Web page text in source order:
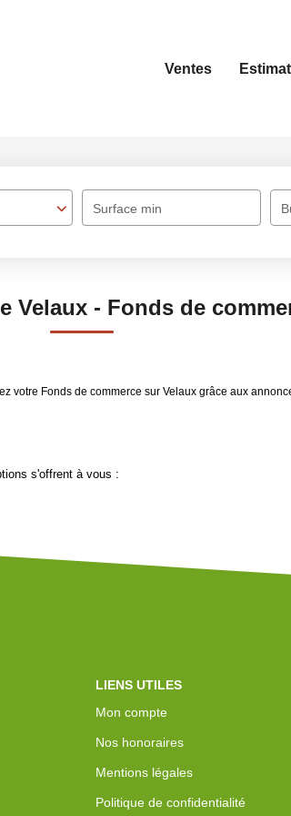
Ventes
Surface min
Velaux - Fonds de
Fonds de commerce sur Velaux grâce aux
s'offrent à vous :
LIENS UTILES
Mon compte
Nos honoraires
Mentions légales
Politique de confidentialité